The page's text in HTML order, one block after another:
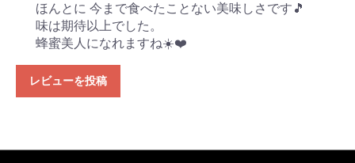
ほんとに 今まで食べたことない美味しさです🎵
味は期待以上でした。
蜂蜜美人になれますね☀️❤️
レビューを投稿